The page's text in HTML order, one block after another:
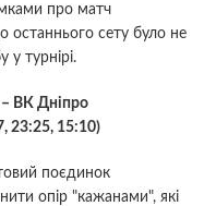
про матч
останнього сету було не
у турнірі.
ВК Дніпро
23:25, 15:10)
поєдинок
опір "кажанами", які